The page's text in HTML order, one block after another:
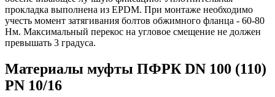
прокладка выполнена из EPDM. При монтаже необходимо
учесть момент затягивания болтов обжимного фланца - 60-80
Нм. Максимальный перекос на угловое смещение не должен
превышать 3 градуса.
Материалы муфты ПФРК DN 100 (110)
PN 10/16